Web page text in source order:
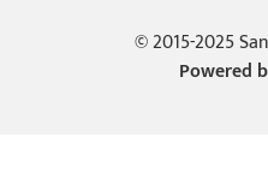
© 2015-2025
Powered